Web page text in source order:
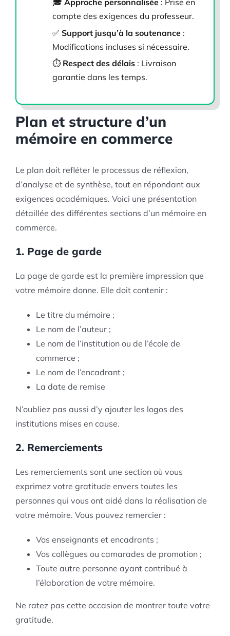
compte des exigences du professeur.
✅Support jusqu’à la soutenance :
Modifications incluses si nécessaire.
⏱️ Respect des délais : Livraison
garantie dans les temps.
Plan et structure d’un
mémoire en commerce
Le plan doit refléter le processus de réflexion,
d’analyse et de synthèse, tout en répondant aux
exigences académiques. Voici une présentation
détaillée des différentes sections d’un mémoire en
commerce.
1. Page de garde
La page de garde est la première impression que
votre mémoire donne. Elle doit contenir :
Le titre du mémoire ;
Le nom de l’auteur ;
Le nom de l’institution ou de l’école de
commerce ;
Le nom de l’encadrant ;
La date de remise
N’oubliez pas aussi d’y ajouter les logos des
institutions mises en cause.
2. Remerciements
Les remerciements sont une section où vous
exprimez votre gratitude envers toutes les
personnes qui vous ont aidé dans la réalisation de
votre mémoire. Vous pouvez remercier :
Vos enseignants et encadrants ;
Vos collègues ou camarades de promotion ;
Toute autre personne ayant contribué à
l’élaboration de votre mémoire.
Ne ratez pas cette occasion de montrer toute votre
gratitude.